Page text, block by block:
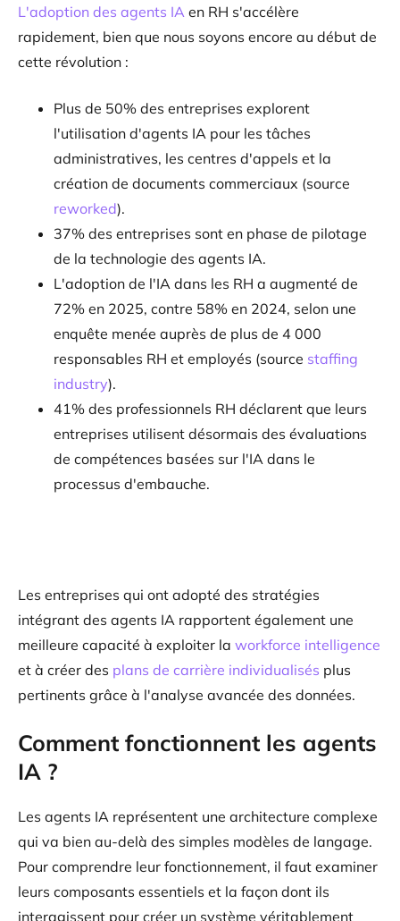
L'adoption des agents IA en RH s'accélère
rapidement, bien que nous soyons encore au début de
cette révolution :
Plus de 50% des entreprises explorent
l'utilisation d'agents IA pour les tâches
administratives, les centres d'appels et la
création de documents commerciaux (source
reworked).
37% des entreprises sont en phase de pilotage
de la technologie des agents IA.
L'adoption de l'IA dans les RH a augmenté de
72% en 2025, contre 58% en 2024, selon une
enquête menée auprès de plus de 4 000
responsables RH et employés (source staffing
industry).
41% des professionnels RH déclarent que leurs
entreprises utilisent désormais des évaluations
de compétences basées sur l'IA dans le
processus d'embauche.
Les entreprises qui ont adopté des stratégies
intégrant des agents IA rapportent également une
meilleure capacité à exploiter la workforce intelligence
et à créer des plans de carrière individualisés plus
pertinents grâce à l'analyse avancée des données.
Comment fonctionnent les agents
IA ?
Les agents IA représentent une architecture complexe
qui va bien au-delà des simples modèles de langage.
Pour comprendre leur fonctionnement, il faut examiner
leurs composants essentiels et la façon dont ils
interagissent pour créer un système véritablement